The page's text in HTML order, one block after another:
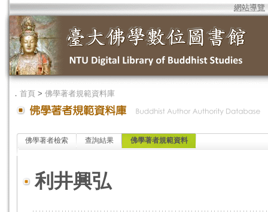
網站導覽
． 首頁 > 佛學著者規範資料庫
佛學著者檢索 查詢結果 佛學著者規範資料
利井興弘